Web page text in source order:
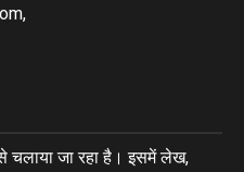
चलाया जा रहा है। इसमें लेख,